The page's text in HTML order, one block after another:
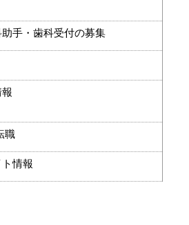
手・歯科受付の募集
職
情報